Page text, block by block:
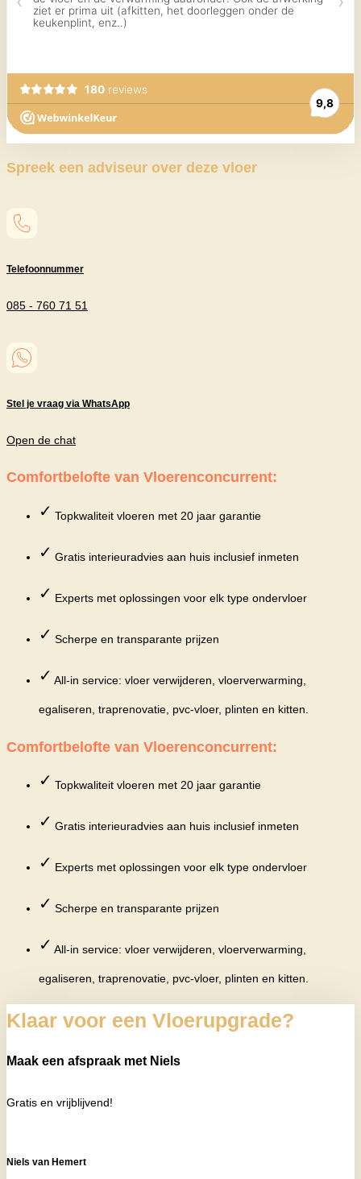
Spreek een adviseur over deze vloer
Telefoonnummer
085 - 760 71 51
Stel je vraag via WhatsApp
Open de chat
Comfortbelofte van Vloerenconcurrent:
✓ Topkwaliteit vloeren met 20 jaar garantie
✓ Gratis interieuradvies aan huis inclusief inmeten
✓ Experts met oplossingen voor elk type ondervloer
✓ Scherpe en transparante prijzen
✓ All-in service: vloer verwijderen, vloerverwarming,
egaliseren, traprenovatie, pvc-vloer, plinten en kitten.
Comfortbelofte van Vloerenconcurrent:
✓ Topkwaliteit vloeren met 20 jaar garantie
✓ Gratis interieuradvies aan huis inclusief inmeten
✓ Experts met oplossingen voor elk type ondervloer
✓ Scherpe en transparante prijzen
✓ All-in service: vloer verwijderen, vloerverwarming,
egaliseren, traprenovatie, pvc-vloer, plinten en kitten.
Klaar voor een Vloerupgrade?
Maak een afspraak met Niels
Gratis en vrijblijvend!
Niels van Hemert